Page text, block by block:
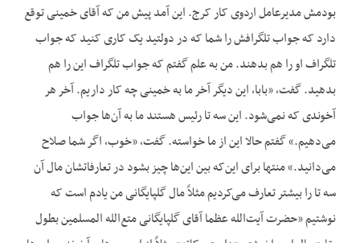
بودمش مدیرعامل اردوی کار کرج. این آمد پیش من که آقای خمینی توقع
دارد که جواب تلگرافش را شما که در دولتید یک کاری کنید که جواب
تلگراف او را هم بدهند. من به علم گفتم که جواب تلگراف این را هم
بدهید. گفت، «بابا، این دیگر آخر ما به خمینی چه کار داریم. آخر هر
آخوندی که نمی‌شود. این سه تا رئیس هستند ما به آن‌ها جواب
می‌دهیم.» گفتم حالا این از ما خواسته. گفت، «خوب، اگر شما صلاح
می‌دانید.» منتها برای این‌که بین این‌ها چیز بشود در تعارفاتشان مال آن
سه تا را بیشتر تعارف می‌کردیم مثلاً مال گلپایگانی من یادم است که
نوشتیم «حضرت آیت‌الله عظما آقای گلپایگانی متع‌الله المسلمین بطول